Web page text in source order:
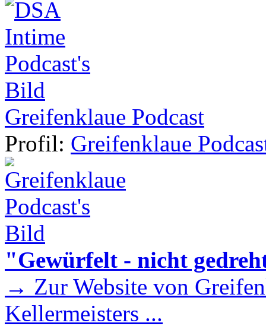
Greifenklaue Podcast
Profil: Greifenklaue
"Gewürfelt - nicht
→ Zur Website von
Kellermeisters ...